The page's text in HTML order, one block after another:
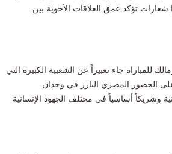
شعارات تؤكد عمق العلاقات الأخوية بين
للمباراة جاء تعبيراً عن الشعبية الكبيرة التي
على الحضور المصري البارز في وجدان
وشريكاً أساسياً في مختلف الجهود الإنسانية